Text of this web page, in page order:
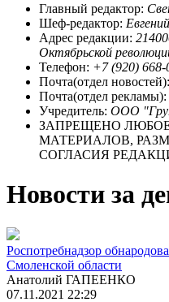
Главный редактор:
Шеф-редактор:
Адрес редакции:
Октябрьской
Телефон: +7 (920) 668-
Почта(отдел новостей):
Почта(отдел рекламы):
Учредитель: ООО
ЗАПРЕЩЕНО
МАТЕРИАЛОВ,
СОГЛАСИЯ
Новости за
Роспотребнадзор
Смоленской области
Анатолий ГАПЕЕНКО
07.11.2021 22:29